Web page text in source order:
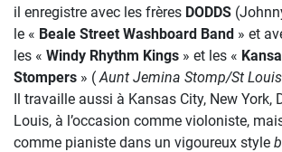
il enregistre avec les frères DODDS
le « Beale Street Washboard Band » et
les « Windy Rhythm Kings » et les «
Stompers » (Aunt Jemina Stomp/St
Il travaille aussi à Kansas City, New York,
Louis, à l’occasion comme violoniste,
comme pianiste dans un vigoureux style